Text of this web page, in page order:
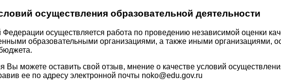
осуществления образовательной деятельности
осуществляется работа по проведению независимой оценки
образовательными организациями, а также иными организациями,
можете оставить свой отзыв, мнение о качестве условий
ее по адресу электронной почты noko@edu.gov.ru